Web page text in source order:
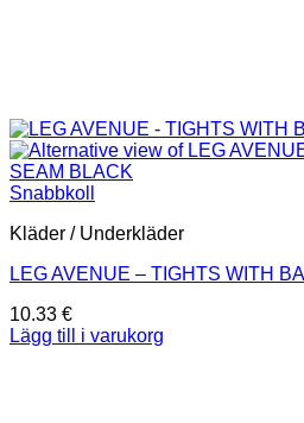
Snabbkoll
Kläder / Underkläder
LEG AVENUE – TIGHTS WITH
10.33 €
Lägg till i varukorg